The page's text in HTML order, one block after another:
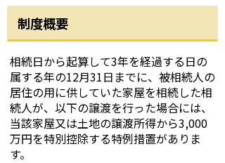
制度概要
相続日から起算して3年を経過する日の
属する年の12月31日までに、被相続人の
居住の用に供していた家屋を相続した相
続人が、以下の譲渡を行った場合には、
当該家屋又は土地の譲渡所得から3,000
万円を特別控除する特例措置がありま
す。